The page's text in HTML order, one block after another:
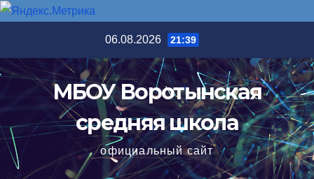
содержимому
06.08.2026 21:39
МБОУ Воротынская
средняя школа
официальный сайт